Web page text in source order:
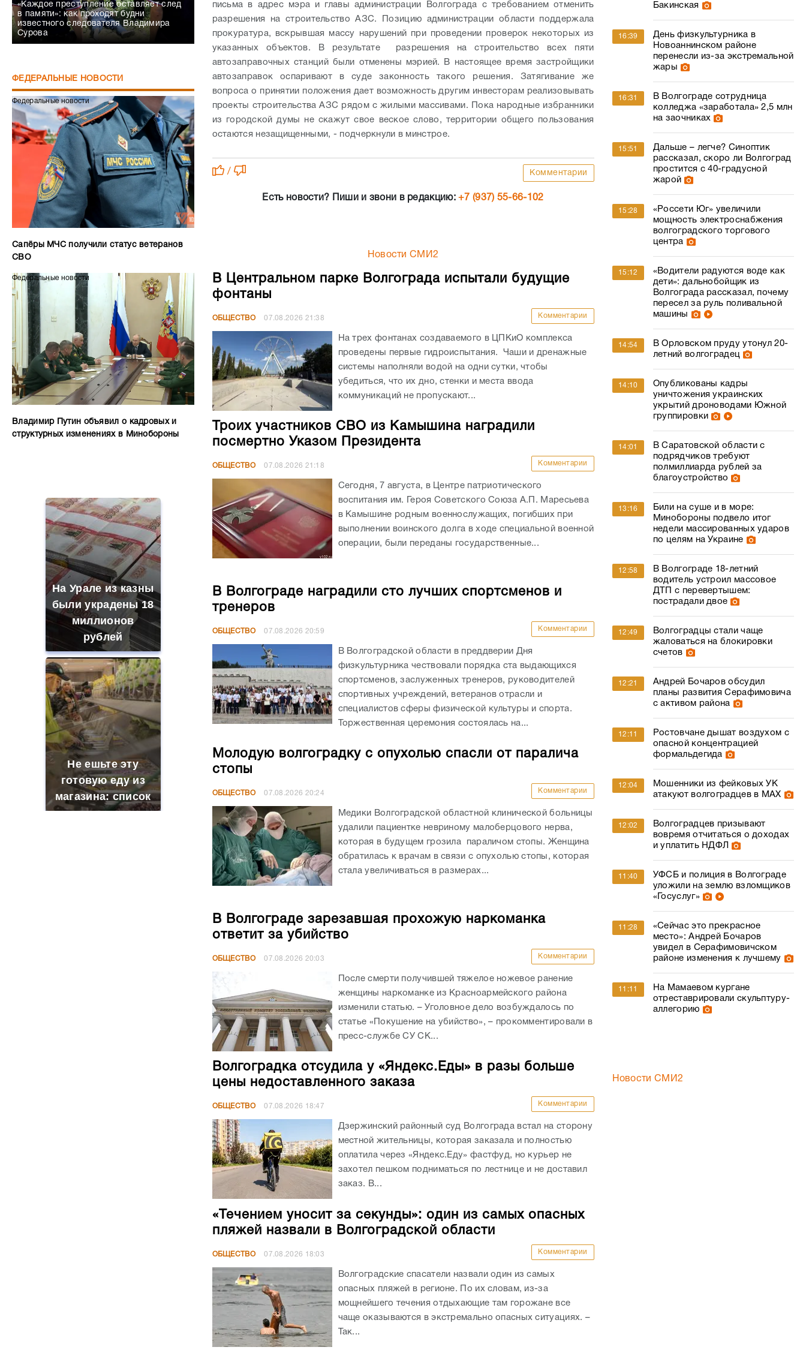
«Каждое преступление оставляет след
в памяти»: как проходят будни
известного следователя Владимира
Сурова
ФЕДЕРАЛЬНЫЕ НОВОСТИ
Федеральные новости
Сапёры МЧС получили статус ветеранов
СВО
Федеральные новости
Владимир Путин объявил о кадровых и
структурных изменениях в Минобороны
На Урале из казны
были украдены 18
миллионов
рублей
Не ешьте эту
готовую еду из
магазина: список
письма в адрес мэра и главы администрации Волгограда с требованием отменить
разрешения на строительство АЗС. Позицию администрации области поддержала
прокуратура, вскрывшая массу нарушений при проведении проверок некоторых из
указанных объектов. В результате разрешения на строительство всех пяти
автозаправочных станций были отменены мэрией.
В настоящее время застройщики
автозаправок оспаривают в суде законность такого решения. Затягивание же
вопроса о принятии положения дает возможность другим инвесторам реализовывать
проекты строительства АЗС рядом с жилыми массивами. Пока народные избранники
из городской думы не скажут свое веское слово, территории общего пользования
остаются незащищенными, - подчеркнули в минстрое.
/ Комментарии
Есть новости? Пиши и звони в редакцию:+7 (937) 55-66-102
Новости СМИ2
В Центральном парке Волгограда испытали будущие
фонтаны
ОБЩЕСТВО 07.08.2026 21:38 Комментарии
На трех фонтанах создаваемого в ЦПКиО комплекса
проведены первые гидроиспытания. Чаши и дренажные
системы наполняли водой на одни сутки, чтобы
убедиться, что их дно, стенки и места ввода
коммуникаций не пропускают...
Троих участников СВО из Камышина наградили
посмертно Указом Президента
ОБЩЕСТВО 07.08.2026 21:18 Комментарии
Сегодня, 7 августа, в Центре патриотического
воспитания им. Героя Советского Союза А.П. Маресьева
в Камышине родным военнослужащих, погибших при
выполнении воинского долга в ходе специальной военной
операции, были переданы государственные...
В Волгограде наградили сто лучших спортсменов и
тренеров
ОБЩЕСТВО 07.08.2026 20:59 Комментарии
В Волгоградской области в преддверии Дня
физкультурника чествовали порядка ста выдающихся
спортсменов, заслуженных тренеров, руководителей
спортивных учреждений, ветеранов отрасли и
специалистов сферы физической культуры и спорта.
Торжественная церемония состоялась на...
Молодую волгоградку с опухолью спасли от паралича
стопы
ОБЩЕСТВО 07.08.2026 20:24 Комментарии
Медики Волгоградской областной клинической больницы
удалили пациентке невриному малоберцового нерва,
которая в будущем грозила параличом стопы. Женщина
обратилась к врачам в связи с опухолью стопы, которая
стала увеличиваться в размерах...
В Волгограде зарезавшая прохожую наркоманка
ответит за убийство
ОБЩЕСТВО 07.08.2026 20:03 Комментарии
После смерти получившей тяжелое ножевое ранение
женщины наркоманке из Красноармейского района
изменили статью. – Уголовное дело возбуждалось по
статье «Покушение на убийство», – прокомментировали в
пресс-службе СУ СК...
Волгоградка отсудила у «Яндекс.Еды» в разы больше
цены недоставленного заказа
ОБЩЕСТВО 07.08.2026 18:47 Комментарии
Дзержинский районный суд Волгограда встал на сторону
местной жительницы, которая заказала и полностью
оплатила через «Яндекс.Еду» фастфуд, но курьер не
захотел пешком подниматься по лестнице и не доставил
заказ. В...
«Течением уносит за секунды»: один из самых опасных
пляжей назвали в Волгоградской области
ОБЩЕСТВО 07.08.2026 18:03 Комментарии
Волгоградские спасатели назвали один из самых
опасных пляжей в регионе. По их словам, из-за
мощнейшего течения отдыхающие там горожане все
чаще оказываются в экстремально опасных ситуациях. –
Так...
Бакинская
16:39
День физкультурника в
Новоаннинском районе
перенесли из-за экстремальной
жары
16:31
В Волгограде сотрудница
колледжа «заработала» 2,5 млн
на заочниках
15:51
Дальше – легче? Синоптик
рассказал, скоро ли Волгоград
простится с 40-градусной
жарой
15:28
«Россети Юг» увеличили
мощность электроснабжения
волгоградского торгового
центра
15:12
«Водители радуются воде как
дети»: дальнобойщик из
Волгограда рассказал, почему
пересел за руль поливальной
машины
14:54
В Орловском пруду утонул 20-
летний волгоградец
14:10
Опубликованы кадры
уничтожения украинских
укрытий дроноводами Южной
группировки
14:01
В Саратовской области с
подрядчиков требуют
полмиллиарда рублей за
благоустройство
13:16
Били на суше и в море:
Минобороны подвело итог
недели массированных ударов
по целям на Украине
12:58
В Волгограде 18-летний
водитель устроил массовое
ДТП с перевертышем:
пострадали двое
12:49
Волгоградцы стали чаще
жаловаться на блокировки
счетов
12:21
Андрей Бочаров обсудил
планы развития Серафимовича
с активом района
12:11
Ростовчане дышат воздухом с
опасной концентрацией
формальдегида
12:04
Мошенники из фейковых УК
атакуют волгоградцев в МАХ
12:02
Волгоградцев призывают
вовремя отчитаться о доходах
и уплатить НДФЛ
11:40
УФСБ и полиция в Волгограде
уложили на землю взломщиков
«Госуслуг»
11:28
«Сейчас это прекрасное
место»: Андрей Бочаров
увидел в Серафимовичском
районе изменения к лучшему
11:11
На Мамаевом кургане
отреставрировали скульптуру-
аллегорию
Новости СМИ2